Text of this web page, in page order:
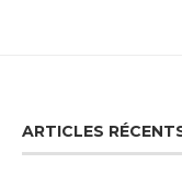
ARTICLES